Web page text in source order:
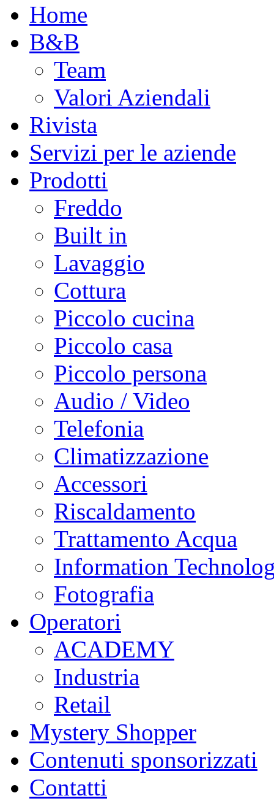
Home
B&B
Team
Valori Aziendali
Rivista
Servizi per le aziende
Prodotti
Freddo
Built in
Lavaggio
Cottura
Piccolo cucina
Piccolo casa
Piccolo persona
Audio / Video
Telefonia
Climatizzazione
Accessori
Riscaldamento
Trattamento Acqua
Information
Fotografia
Operatori
ACADEMY
Industria
Retail
Mystery Shopper
Contenuti sponsorizzati
Contatti